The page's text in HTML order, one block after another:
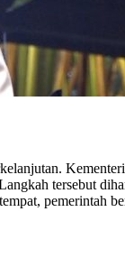
tersebut
pemerintah